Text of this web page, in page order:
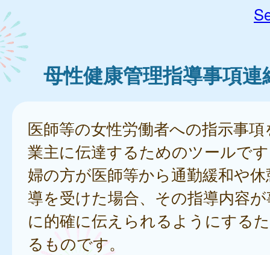
母性健康管理指導事項連
医師等の女性労働者への指示事
業主に伝達するためのツールで
婦の方が医師等から通勤緩和や
導を受けた場合、その指導内容
に的確に伝えられるようにする
るものです。